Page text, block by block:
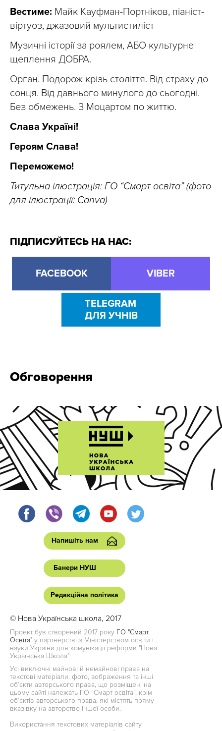
Вестиме: Майк Кауфман-Портніков, піаніст-
віртуоз, джазовий мультистиліст
Музичні історії за роялем, АБО культурне
щеплення ДОБРА.
Орган. Подорож крізь століття. Від страху до
сонця. Від давнього минулого до сьогодні.
Без обмежень. З Моцартом по життю.
Слава Україні!
Героям Слава!
Переможемо!
Титульна ілюстрація: ГО “Смарт освіта” (фото
для ілюстрації: Canva)
ПІДПИСУЙТЕСЬ НА НАС:
FACEBOOK VIBER
TELEGRAM
ДЛЯ УЧНІВ
Обговорення
Напишіть нам
Банери НУШ
Редакційна політика
© Нова Українська школа, 2017
Проект був створений 2017 року ГО "Смарт
Освіта" у партнерстві з Міністерством освіти і
науки України для комунікації реформи "Нова
Українська Школа"
Усі виключні майнові й немайнові права на
текстові матеріали, фото, зображення та інші
об’єкти авторського права, що розміщені на
цьому сайті належать ГО “Смарт освіта”, крім
об’єктів авторського права, які містять пряму
вказівку на авторство іншої особи.
Використання текстових матеріалів сайту